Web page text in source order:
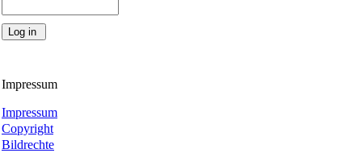
Impressum
Impressum
Copyright
Bildrechte